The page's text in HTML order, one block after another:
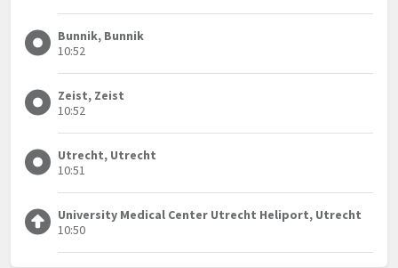
Bunnik, Bunnik
10:52
Zeist, Zeist
10:52
Utrecht, Utrecht
10:51
University Medical Center Utrecht Heliport, Utrecht
10:50